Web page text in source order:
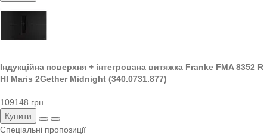
Індукційна поверхня + інтегрована витяжка Franke FMA 8352 R
HI Maris 2Gether Midnight (340.0731.877)
109148 грн.
Купити
Спеціальні пропозиції